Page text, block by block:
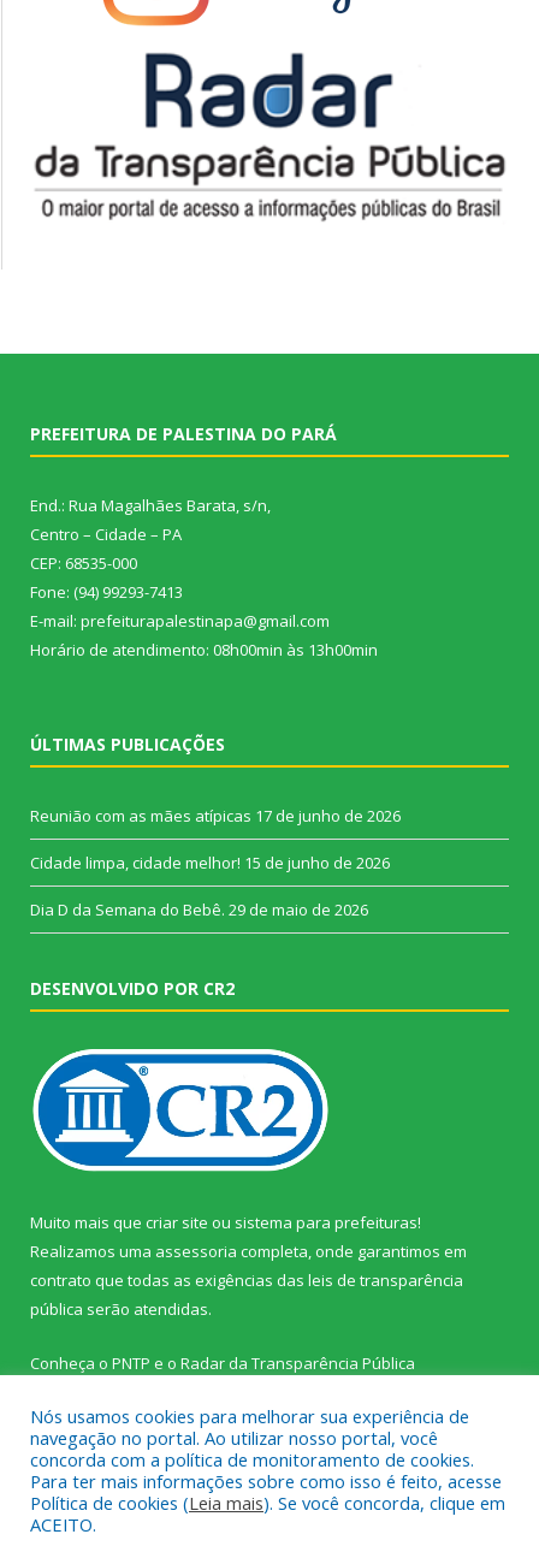
PREFEITURA DE PALESTINA DO PARÁ
End.: Rua Magalhães Barata, s/n,
Centro – Cidade – PA
CEP: 68535-000
Fone: (94) 99293-7413
E-mail: prefeiturapalestinapa@gmail.com
Horário de atendimento: 08h00min às 13h00min
ÚLTIMAS PUBLICAÇÕES
Reunião com as mães atípicas 17 de junho de 2026
Cidade limpa, cidade melhor! 15 de junho de 2026
Dia D da Semana do Bebê. 29 de maio de 2026
DESENVOLVIDO POR CR2
Muito mais que criar site ou sistema para prefeituras!
Realizamos uma assessoria completa, onde garantimos em
contrato que todas as exigências das leis de transparência
pública serão atendidas.
Conheça o PNTP e o Radar da Transparência Pública
Todos os direitos reservados a Prefeitura Municipal de Palestina
do Pará.
Nós usamos cookies para melhorar sua experiência de
navegação no portal. Ao utilizar nosso portal, você
concorda com a política de monitoramento de cookies.
Para ter mais informações sobre como isso é feito, acesse
Política de cookies (Leia mais). Se você concorda, clique em
ACEITO.